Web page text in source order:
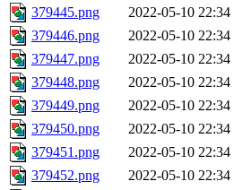
379445.png
2022-05-10 22:34
379446.png
2022-05-10 22:34
379447.png
2022-05-10 22:34
379448.png
2022-05-10 22:34
379449.png
2022-05-10 22:34
379450.png
2022-05-10 22:34
379451.png
2022-05-10 22:34
379452.png
2022-05-10 22:34